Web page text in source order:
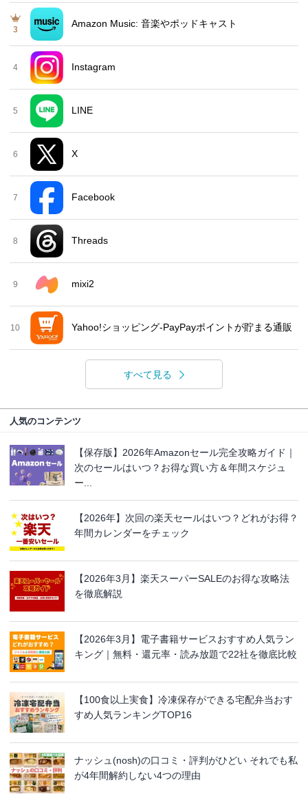
3
Amazon Music: 音楽やポッドキャスト
4 Instagram
5 LINE
6 X
7 Facebook
8 Threads
9 mixi2
10 Yahoo!ショッピング-PayPayポイントが貯まる通販
すべて見る
人気のコンテンツ
【保存版】2026年Amazonセール完全攻略ガイド｜
次のセールはいつ？お得な買い方＆年間スケジュ
ー...
【2026年】次回の楽天セールはいつ？どれがお得？
年間カレンダーをチェック
【2026年3月】楽天スーパーSALEのお得な攻略法
を徹底解説
【2026年3月】電子書籍サービスおすすめ人気ラン
キング｜無料・還元率・読み放題で22社を徹底比較
【100食以上実食】冷凍保存ができる宅配弁当おす
すめ人気ランキングTOP16
ナッシュ(nosh)の口コミ・評判がひどい それでも私
が4年間解約しない4つの理由